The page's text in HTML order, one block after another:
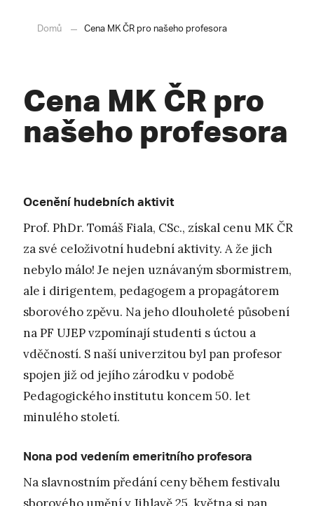
Domů Cena MK ČR pro našeho profesora
Cena MK ČR pro
našeho profesora
Ocenění hudebních aktivit
Prof. PhDr. Tomáš Fiala, CSc., získal cenu MK ČR
za své celoživotní hudební aktivity. A že jich
nebylo málo! Je nejen uznávaným sbormistrem,
ale i dirigentem, pedagogem a propagátorem
sborového zpěvu. Na jeho dlouholeté působení
na PF UJEP vzpomínají studenti s úctou a
vděčností. S naší univerzitou byl pan profesor
spojen již od jejího zárodku v podobě
Pedagogického institutu koncem 50. let
minulého století.
Nona pod vedením emeritního profesora
Na slavnostním předání ceny během festivalu